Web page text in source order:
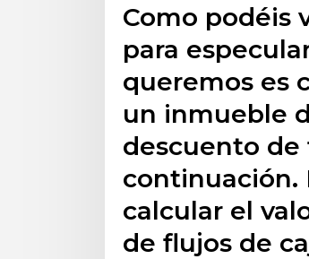
Como podéis
para
queremos es
un inmueble
descuento de
continuación.
calcular el
de flujos de